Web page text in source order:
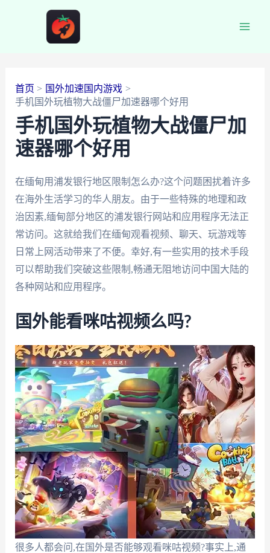
首页
国外加速国内游戏
手机国外玩植物大战僵尸加速器哪个好用
手机国外玩植物大战僵尸加
速器哪个好用
在缅甸用浦发银行地区限制怎么办?这个问题困扰着许多
在海外生活学习的华人朋友。由于一些特殊的地理和政
治因素,缅甸部分地区的浦发银行网站和应用程序无法正
常访问。这就给我们在缅甸观看视频、聊天、玩游戏等
日常上网活动带来了不便。幸好,有一些实用的技术手段
可以帮助我们突破这些限制,畅通无阻地访问中国大陆的
各种网站和应用程序。
国外能看咪咕视频么吗?
很多人都会问,在国外是否能够观看咪咕视频?事实上,通